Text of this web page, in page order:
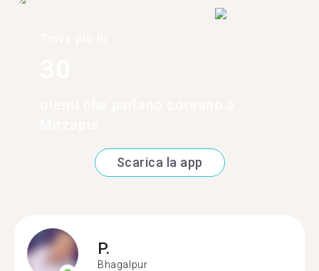
Scarica la app
P.
Bhagalpur